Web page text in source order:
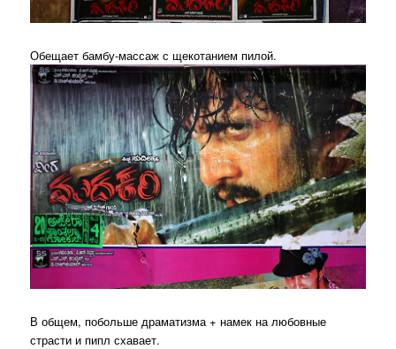
Обещает бамбу-массаж с щекотанием пилой.
В общем, побольше драматизма + намек на любовные
страсти и пипл схавает.